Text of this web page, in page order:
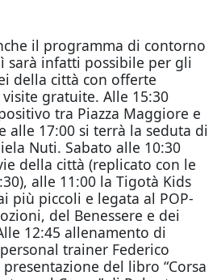
il programma di contorno
sarà infatti possibile per gli
della città con offerte
gratuite. Alle 15:30
tra Piazza Maggiore e
alle 17:00 si terrà la seduta di
Nuti. Sabato alle 10:30
della città (replicato con le
alle 11:00 la Tigotà Kids
più piccoli e legata al POP-
del Benessere e dei
12:45 allenamento di
trainer Federico
del libro “Corsa